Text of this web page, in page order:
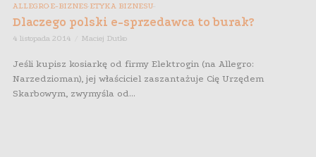
ALLEGRO E-BIZNES ETYKA BIZNESU
Dlaczego polski e-sprzedawca to burak?
4 listopada 2014 Maciej Dutko
Jeśli kupisz kosiarkę od firmy Elektrogin (na Allegro:
Narzedzioman), jej właściciel zaszantażuje Cię Urzędem
Skarbowym, zwymyśla od...